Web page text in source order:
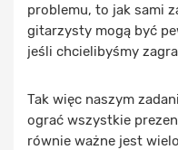
problemu, to jak sami
gitarzysty mogą być
jeśli chcielibyśmy
Tak więc naszym
ograć wszystkie
równie ważne jest